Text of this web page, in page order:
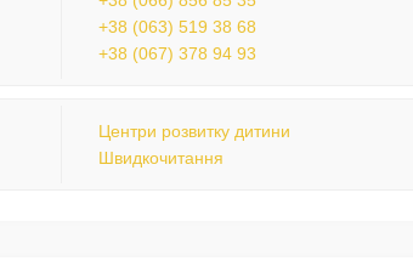
+38 (063) 519 38 68
+38 (067) 378 94 93
Центри розвитку дитини
Швидкочитання